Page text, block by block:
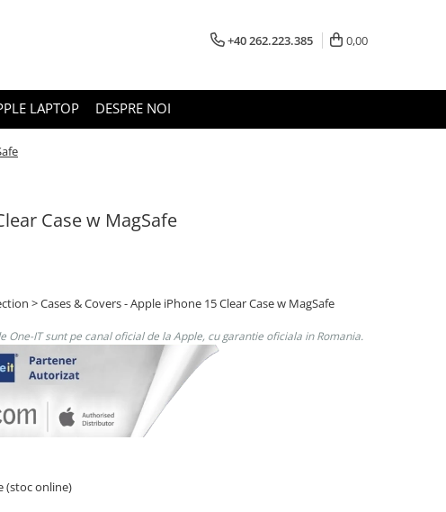
+40 262.223.385 0,00
LAPTOP DESPRE NOI
Case w MagSafe
> Cases & Covers - Apple iPhone 15 Clear Case w MagSafe
One-IT sunt pe canal oficial de la Apple, cu garantie oficiala in Romania.
(stoc online)